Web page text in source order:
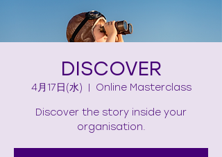
DISCOVER
4月17日(水)
  |
Online Masterclass
Discover the story inside your
organisation.